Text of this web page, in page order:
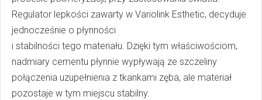
Regulator lepkości zawarty w Variolink Esthetic, decyduje
jednocześnie o płynności
i stabilności tego materiału. Dzięki tym właściwościom,
nadmiary cementu płynnie wypływają ze szczeliny
połączenia uzupełnienia z tkankami zęba, ale materiał
pozostaje w tym miejscu stabilny.